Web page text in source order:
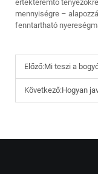
értékteremtő
mennyiségre –
fenntartható
Előző:Mi teszi a bogyós
Következő:Hogyan